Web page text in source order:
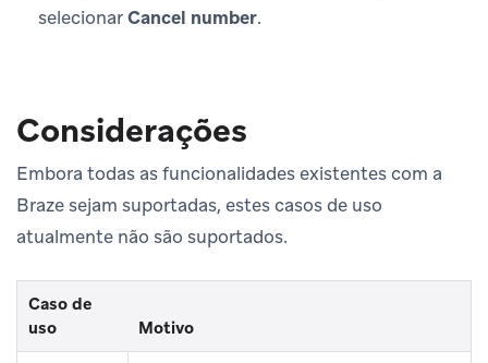
selecionarCancel number.
Considerações
Embora todas as funcionalidades existentes com a
Braze sejam suportadas, estes casos de uso
atualmente não são suportados.
Caso de
uso
Motivo